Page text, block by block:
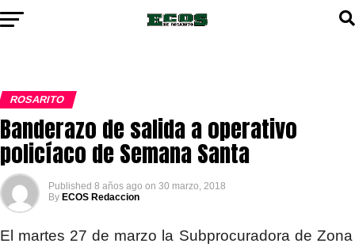
ROSARITO
Banderazo de salida a operativo
policíaco de Semana Santa
Published 8 años ago on 30 marzo, 2018
By ECOS Redaccion
El martes 27 de marzo la Subprocuradora de Zona